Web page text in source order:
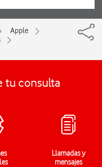
Apple
tu consulta
Llamadas y
mensajes